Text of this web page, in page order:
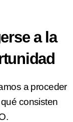
a la
a proceder
consisten